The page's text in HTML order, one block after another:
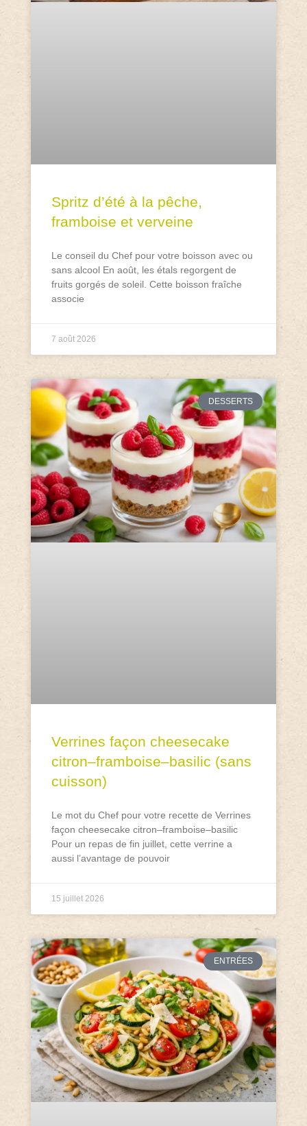
Spritz d’été à la pêche,
framboise et verveine
Le conseil du Chef pour votre boisson avec ou
sans alcool En août, les étals regorgent de
fruits gorgés de soleil. Cette boisson fraîche
associe
7 août 2026
DESSERTS
Verrines façon cheesecake
citron–framboise–basilic (sans
cuisson)
Le mot du Chef pour votre recette de Verrines
façon cheesecake citron–framboise–basilic
Pour un repas de fin juillet, cette verrine a
aussi l’avantage de pouvoir
15 juillet 2026
ENTRÉES